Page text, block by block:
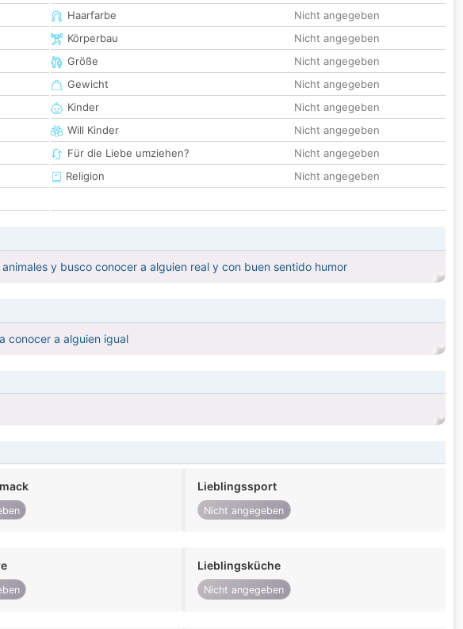
Haarfarbe
Nicht angegeben
Körperbau
Nicht angegeben
Größe
Nicht angegeben
Gewicht
Nicht angegeben
Kinder
Nicht angegeben
Will Kinder
Nicht angegeben
Für die Liebe umziehen?
Nicht angegeben
Religion
Nicht angegeben
y busco conocer a alguien real y con buen sentido humor
conocer a alguien igual
Lieblingssport
Nicht angegeben
Lieblingsküche
Nicht angegeben